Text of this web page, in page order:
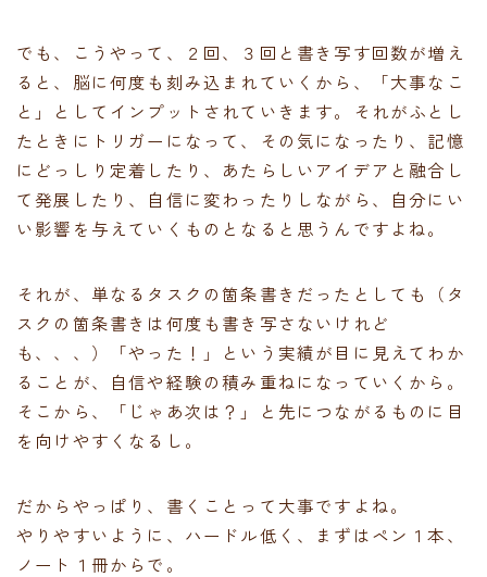
でも、こうやって、２回、３回と書き写す回数が増え
ると、脳に何度も刻み込まれていくから、「大事なこ
と」としてインプットされていきます。それがふとし
たときにトリガーになって、その気になったり、記憶
にどっしり定着したり、あたらしいアイデアと融合し
て発展したり、自信に変わったりしながら、自分にい
い影響を与えていくものとなると思うんですよね。
それが、単なるタスクの箇条書きだったとしても（タ
スクの箇条書きは何度も書き写さないけれど
も、、、）「やった！」という実績が目に見えてわか
ることが、自信や経験の積み重ねになっていくから。
そこから、「じゃあ次は？」と先につながるものに目
を向けやすくなるし。
だからやっぱり、書くことって大事ですよね。
やりやすいように、ハードル低く、まずはペン１本、
ノート１冊からで。